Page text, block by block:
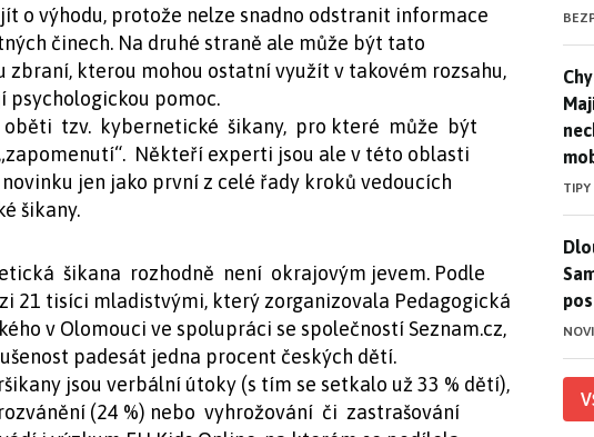
o výhodu, protože nelze snadno odstranit informace
činech. Na druhé straně ale může být tato
zbraní, kterou mohou ostatní využít v takovém rozsahu,
psychologickou pomoc.
tzv. kybernetické šikany, pro které může být
Někteří experti jsou ale v této oblasti
jen jako první z celé řady kroků vedoucích
šikany.
šikana rozhodně není okrajovým jevem. Podle
21 tisíci mladistvými, který zorganizovala Pedagogická
v Olomouci ve spolupráci se společností Seznam.cz,
padesát jedna procent českých dětí.
jsou verbální útoky (s tím se setkalo už 33 % dětí),
(24 %) nebo vyhrožování či zastrašování